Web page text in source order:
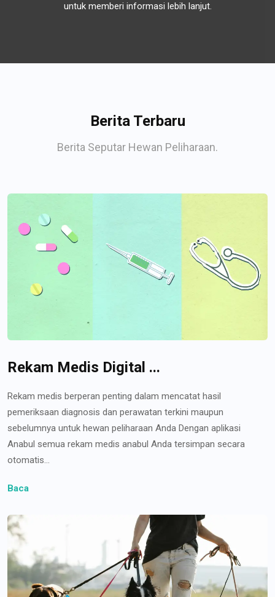
untuk memberi informasi lebih lanjut.
Berita Terbaru
Berita Seputar Hewan Peliharaan.
Rekam Medis Digital ...
Rekam medis berperan penting dalam mencatat hasil
pemeriksaan diagnosis dan perawatan terkini maupun
sebelumnya untuk hewan peliharaan Anda Dengan aplikasi
Anabul semua rekam medis anabul Anda tersimpan secara
otomatis...
Baca